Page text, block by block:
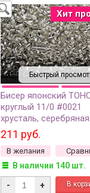
Быстрый
Хит
Бисер японский
круглый 11/0 #0021
хрусталь,
внутри, 10 грамм
211 руб.
В желания
В наличии 140 шт.
- +